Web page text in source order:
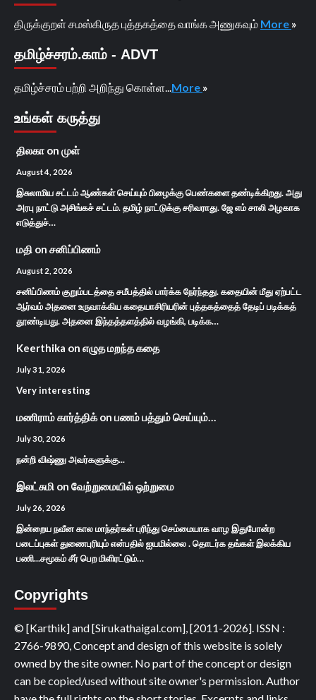
திருக்குறள் சமஸ்கிருத புத்தகத்தை வாங்க அணுகவும் More »
தமிழ்ச்சரம்.காம் - ADVT
தமிழ்ச்சரம் பற்றி அறிந்து கொள்ள... More »
உங்கள் கருத்து
திலகா on முள்
August 4, 2026
இசுலாமிய சட்டம் ஆண்கள் செய்யும் பிழைக்கு பெண்களை தண்டிக்கிறது. அது
அரபு நாட்டு அசிங்கச் சட்டம். தமிழ் நாட்டுக்கு சரிவராது. ஜே எம் சாலி அழகாக
எடுத்துச்…
மதி on சனிப்பிணம்
August 2, 2026
சனிப்பிணம் குறும்படத்தை சமீபத்தில் பார்க்க நேர்ந்தது. கதையின் மீது ஏற்பட்ட
ஆர்வம் அதனை உருவாக்கிய கதையாசிரியரின் புத்தகத்தைத் தேடிப் படிக்கத்
தூண்டியது. அதனை இந்தத்தளத்தில் வழங்கி, படிக்க…
Keerthika on எழுத மறந்த கதை
July 31, 2026
Very interesting
மணிராம் கார்த்திக்on பணம் பத்தும் செய்யும்…
July 30, 2026
நன்றி விஷ்ணு அவர்களுக்கு...
இலட்சுமி on வேற்றுமையில் ஒற்றுமை
July 26, 2026
இன்றைய நவீன கால மாந்தர்கள் புரிந்து செம்மையாக வாழ இதுபோன்ற
படைப்புகள் துணைபுரியும் என்பதில் ஐயமில்லை . தொடர்க தங்கள் இலக்கிய
பணி...சமூகம் சீர் பெற மிளிரட்டும்…
Copyrights
© [Karthik] and [Sirukathaigal.com], [2011-2026]. ISSN :
2766-9890, Concept and design of this website is solely
owned by the site owner. No part of the concept or design
can be copied/used without site owner's permission. Author